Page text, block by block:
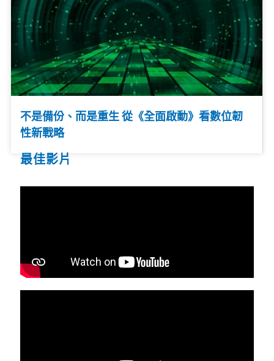
不是備份、而是重生 從《全面啟動》看數位韌
性新戰略
最佳影片